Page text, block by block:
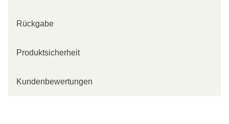
Rückgabe
Produktsicherheit
Kundenbewertungen